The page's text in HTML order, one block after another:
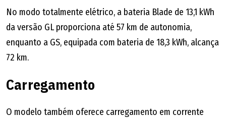
No modo totalmente elétrico, a bateria Blade de 13,1 kWh
da versão GL proporciona até 57 km de autonomia,
enquanto a GS, equipada com bateria de 18,3 kWh, alcança
72 km.
Carregamento
O modelo também oferece carregamento em corrente